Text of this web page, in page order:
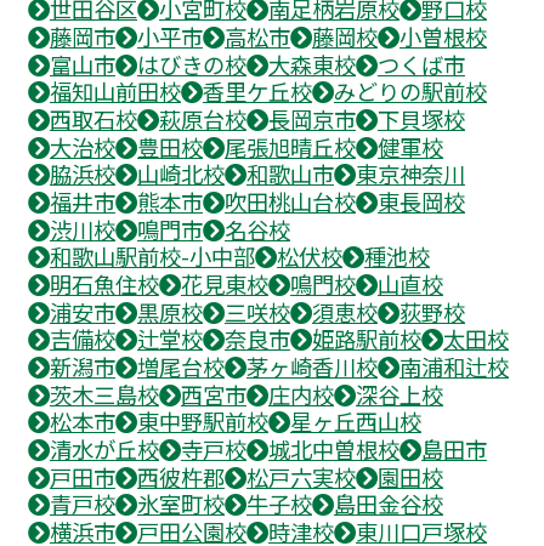
世田谷区
小宮町校 南足柄岩原校
野口校
藤岡市
小平市 高松市 藤岡校
小曽根校
富山市
はびきの校 大森東校
つくば市
福知山前田校
香里ケ丘校
みどりの駅前校
西取石校
萩原台校 長岡京市
下貝塚校
大治校
豊田校 尾張旭晴丘校
健軍校
脇浜校
山崎北校 和歌山市
東京神奈川
福井市
熊本市 吹田桃山台校
東長岡校
渋川校
鳴門市
名谷校
和歌山駅前校-小中部
松伏校
種池校
明石魚住校
花見東校 鳴門校
山直校
浦安市
黒原校 三咲校 須恵校
荻野校
吉備校
辻堂校 奈良市 姫路駅前校
太田校
新潟市
増尾台校 茅ヶ崎香川校
南浦和辻校
茨木三島校
西宮市 庄内校
深谷上校
松本市
東中野駅前校
星ヶ丘西山校
清水が丘校
寺戸校 城北中曽根校
島田市
戸田市
西彼杵郡 松戸六実校
園田校
青戸校
氷室町校 牛子校
島田金谷校
横浜市
戸田公園校 時津校
東川口戸塚校